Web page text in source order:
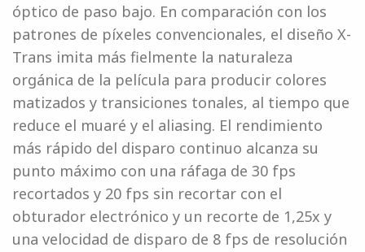
óptico de paso bajo. En comparación con los
patrones de píxeles convencionales, el diseño X-
Trans imita más fielmente la naturaleza
orgánica de la película para producir colores
matizados y transiciones tonales, al tiempo que
reduce el muaré y el aliasing. El rendimiento
más rápido del disparo continuo alcanza su
punto máximo con una ráfaga de 30 fps
recortados y 20 fps sin recortar con el
obturador electrónico y un recorte de 1,25x y
una velocidad de disparo de 8 fps de resolución